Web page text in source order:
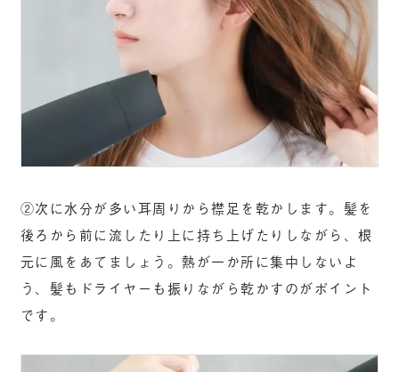
②次に水分が多い耳周りから襟足を乾かします。髪を
後ろから前に流したり上に持ち上げたりしながら、根
元に風をあてましょう。熱が一か所に集中しないよ
う、髪もドライヤーも振りながら乾かすのがポイント
です。